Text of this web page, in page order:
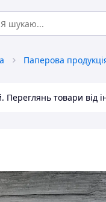
Паперова
товари від